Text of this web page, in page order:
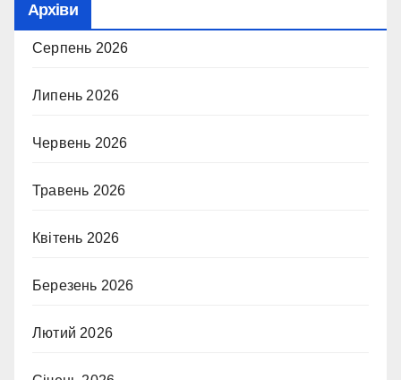
Архіви
Серпень 2026
Липень 2026
Червень 2026
Травень 2026
Квітень 2026
Березень 2026
Лютий 2026